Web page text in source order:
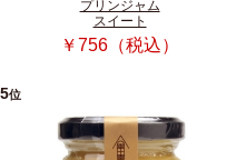
プリンジャム
スイート
￥756（税込）
5位